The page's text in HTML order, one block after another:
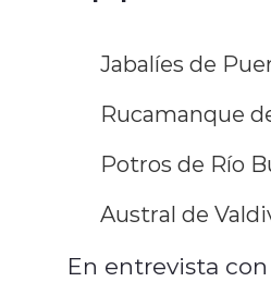
Jabalíes de
Rucamanque
Potros de Río
Austral de
En entrevista con